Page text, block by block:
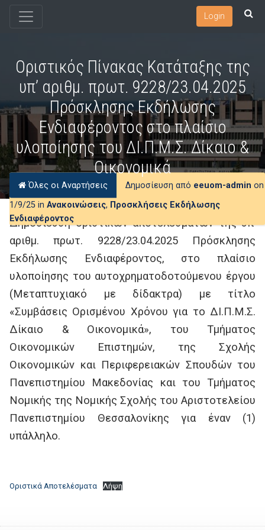
Login
Οριστικός Πίνακας Κατάταξης της
υπ’ αριθμ. πρωτ. 9228/23.04.2025
Πρόσκλησης Εκδήλωσης
Ενδιαφέροντος στο πλαίσιο
υλοποίησης του ΔΙ.Π.Μ.Σ. Δίκαιο &
Οικονομικά
Όλες οι Αναρτήσεις Δημοσίευση από eeuom-admin on
1/9/25 in Ανακοινώσεις, Προσκλήσεις Εκδήλωσης
Ενδιαφέροντος
Δημοσίευση οριστικών αποτελεσμάτων της υπ’
αριθμ. πρωτ. 9228/23.04.2025 Πρόσκλησης
Εκδήλωσης Ενδιαφέροντος, στο πλαίσιο
υλοποίησης του αυτοχρηματοδοτούμενου έργου
(Μεταπτυχιακό με δίδακτρα) με τίτλο
«Συμβάσεις Ορισμένου Χρόνου για το ΔΙ.Π.Μ.Σ.
Δίκαιο & Οικονομικά», του Τμήματος
Οικονομικών Επιστημών, της Σχολής
Οικονομικών και Περιφερειακών Σπουδών του
Πανεπιστημίου Μακεδονίας και του Τμήματος
Νομικής της Νομικής Σχολής του Αριστοτελείου
Πανεπιστημίου Θεσσαλονίκης για έναν (1)
υπάλληλο.
Οριστικά Αποτελέσματα Λήψη